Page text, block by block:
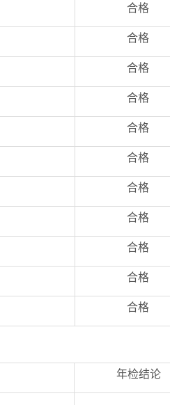
合格
合格
合格
合格
合格
合格
合格
合格
合格
合格
合格
年检结论